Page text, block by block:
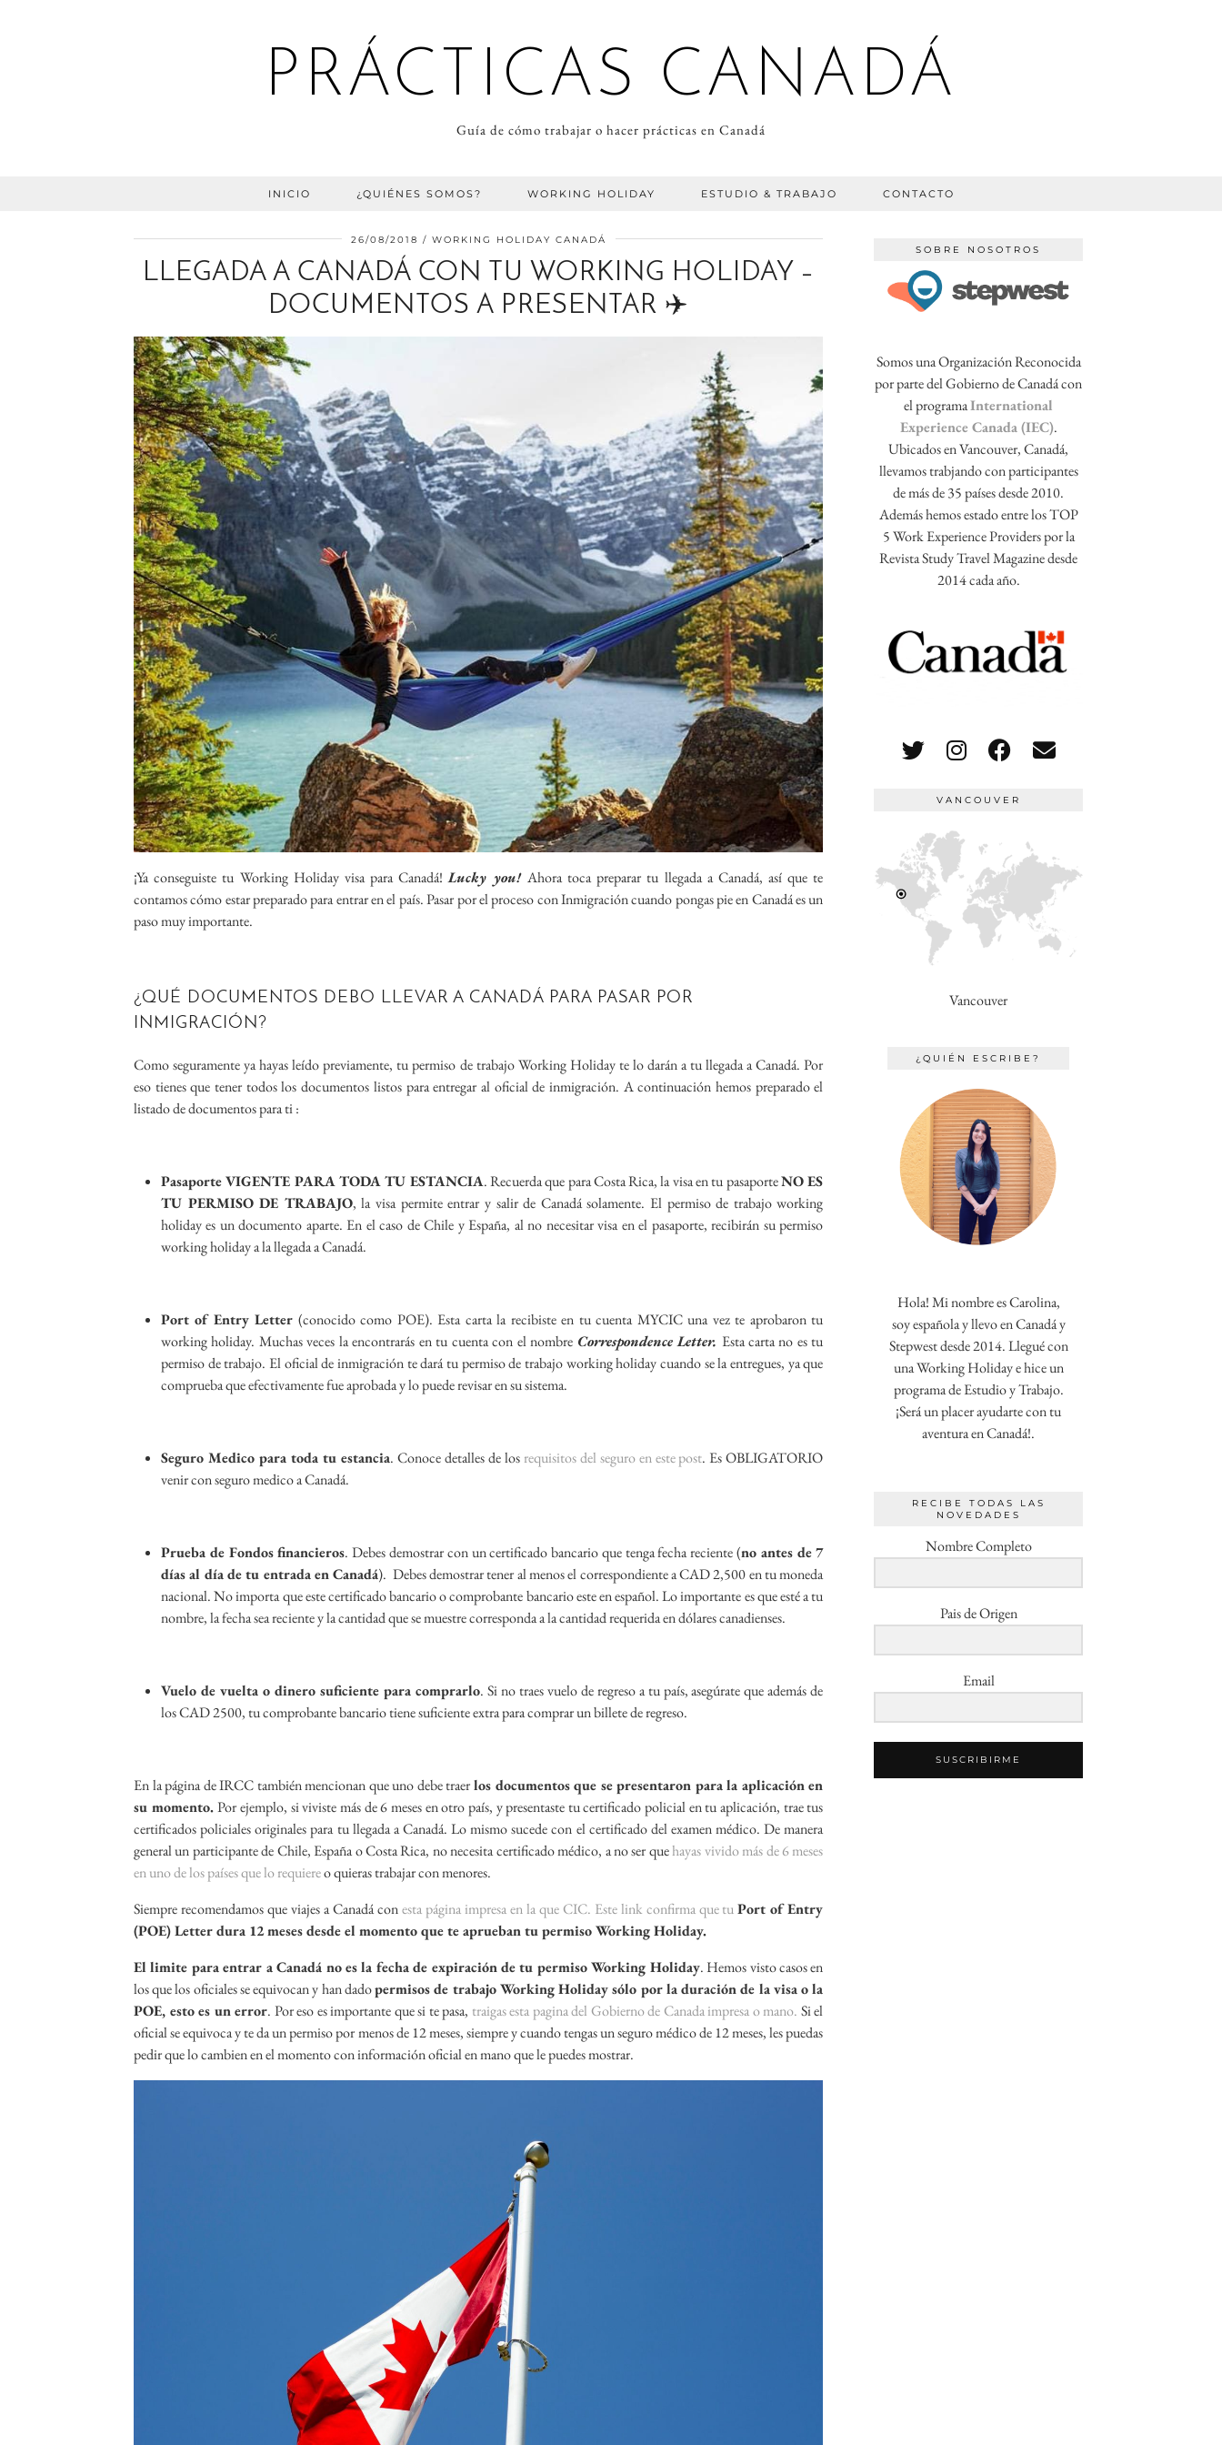
PRÁCTICAS CANADÁ
Guía de cómo trabajar o hacer prácticas en Canadá
INICIO ¿QUIÉNES SOMOS? WORKING HOLIDAY ESTUDIO & TRABAJO CONTACTO
26/08/2018 WORKING HOLIDAY CANADÁ
LLEGADA A CANADÁ CON TU WORKING HOLIDAY –
DOCUMENTOS A PRESENTAR ✈️
¡Ya conseguiste tu Working Holiday visa para Canadá!Lucky you! Ahora toca preparar tu llegada a Canadá, así que te
contamos cómo estar preparado para entrar en el país. Pasar por el proceso con Inmigración cuando pongas pie en Canadá es un
paso muy importante.
¿QUÉ DOCUMENTOS DEBO LLEVAR A CANADÁ PARA PASAR POR
INMIGRACIÓN?
Como seguramente ya hayas leído previamente, tu permiso de trabajo Working Holiday te lo darán a tu llegada a Canadá. Por
eso tienes que tener todos los documentos listos para entregar al oficial de inmigración. A continuación hemos preparado el
listado de documentos para ti :
Pasaporte VIGENTE PARA TODA TU ESTANCIA. Recuerda que para Costa Rica, la visa en tu pasaporteNO ES
TU PERMISO DE TRABAJO, la visa permite entrar y salir de Canadá solamente. El permiso de trabajo working
holiday es un documento aparte. En el caso de Chile y España, al no necesitar visa en el pasaporte, recibirán su permiso
working holiday a la llegada a Canadá.
Port of Entry Letter (conocido como POE). Esta carta la recibiste en tu cuenta MYCIC una vez te aprobaron tu
working holiday. Muchas veces la encontrarás en tu cuenta con el nombre Correspondence Letter. Esta carta no es tu
permiso de trabajo. El oficial de inmigración te dará tu permiso de trabajo working holiday cuando se la entregues, ya que
comprueba que efectivamente fue aprobada y lo puede revisar en su sistema.
Seguro Medico para toda tu estancia. Conoce detalles de losrequisitos del seguro en este post. Es OBLIGATORIO
venir con seguro medico a Canadá.
Prueba de Fondos financieros. Debes demostrar con un certificado bancario que tenga fecha reciente (no antes de 7
días al día de tu entrada en Canadá). Debes demostrar tener al menos el correspondiente a CAD 2,500 en tu moneda
nacional. No importa que este certificado bancario o comprobante bancario este en español. Lo importante es que esté a tu
nombre, la fecha sea reciente y la cantidad que se muestre corresponda a la cantidad requerida en dólares canadienses.
Vuelo de vuelta o dinero suficiente para comprarlo. Si no traes vuelo de regreso a tu país, asegúrate que además de
los CAD 2500, tu comprobante bancario tiene suficiente extra para comprar un billete de regreso.
En la página de IRCC también mencionan que uno debe traerlos documentos que se presentaron para la aplicación en
su momento.Por ejemplo, si viviste más de 6 meses en otro país, y presentaste tu certificado policial en tu aplicación, trae tus
certificados policiales originales para tu llegada a Canadá. Lo mismo sucede con el certificado del examen médico. De manera
general un participante de Chile, España o Costa Rica, no necesita certificado médico, a no ser quehayas vivido más de 6 meses
en uno de los países que lo requiereo quieras trabajar con menores.
Siempre recomendamos que viajes a Canadá conesta página impresa en la que CIC. Este link confirma que tuPort of Entry
(POE) Letter dura 12 meses desde el momento que te aprueban tu permiso Working Holiday.
El limite para entrar a Canadá no es la fecha de expiración de tu permiso Working Holiday. Hemos visto casos en
los que los oficiales se equivocan y han dadopermisos de trabajo Working Holiday sólo por la duración de la visa o la
POE, esto es un error. Por eso es importante que si te pasa, traigas esta pagina del Gobierno de Canada impresa o mano. Si el
oficial se equivoca y te da un permiso por menos de 12 meses, siempre y cuando tengas un seguro médico de 12 meses, les puedas
pedir que lo cambien en el momento con información oficial en mano que le puedes mostrar.
SOBRE NOSOTROS
Somos una Organización Reconocida
por parte del Gobierno de Canadá con
el programaInternational
Experience Canada (IEC).
Ubicados en Vancouver, Canadá,
llevamos trabjando con participantes
de más de 35 países desde 2010.
Además hemos estado entre los TOP
5 Work Experience Providers por la
Revista Study Travel Magazine desde
2014 cada año.
VANCOUVER
Vancouver
¿QUIÉN ESCRIBE?
Hola! Mi nombre es Carolina,
soy española y llevo en Canadá y
Stepwest desde 2014. Llegué con
una Working Holiday e hice un
programa de Estudio y Trabajo.
¡Será un placer ayudarte con tu
aventura en Canadá!.
RECIBE TODAS LAS
NOVEDADES
Nombre Completo
Pais de Origen
Email
SUSCRIBIRME